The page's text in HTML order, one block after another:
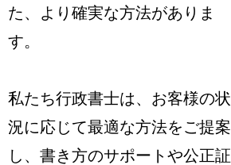
た、より確実な方法がありま
す。
私たち行政書士は、お客様の状
況に応じて最適な方法をご提案
し、書き方のサポートや公正証